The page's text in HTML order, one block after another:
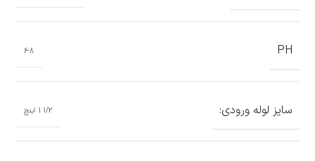
PH
6-8
سایز لوله ورودی: 1/2 1 اینچ